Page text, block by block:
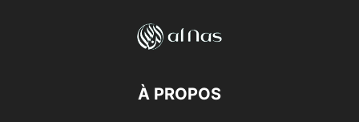
À PROPOS